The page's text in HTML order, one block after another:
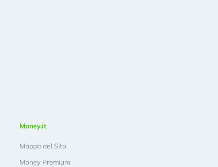
Money.it
Mappa del Sito
Money Premium